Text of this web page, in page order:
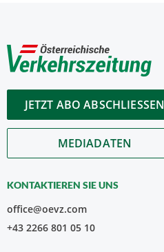
JETZT ABO ABSCHLIESSEN
MEDIADATEN
KONTAKTIEREN SIE UNS
office@oevz.com
+43 2266 801 05 10